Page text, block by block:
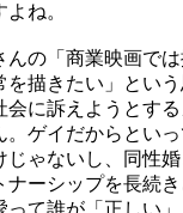
ね。
の「商業映画で
を描きたい」とい
会に訴えようとす
。ゲイだからとい
じゃないし、同性
ナーシップを長続